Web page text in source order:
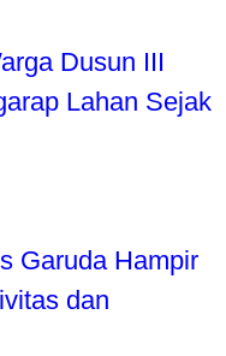
Dusun III
Lahan Sejak
Garuda Hampir
dan